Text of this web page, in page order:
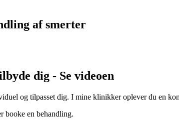
af smerter
dig - Se videoen
og tilpasset dig. I mine klinikker oplever du en
booke en behandling.